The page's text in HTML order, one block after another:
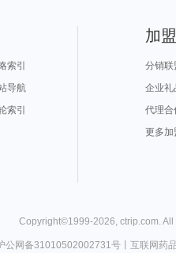
索引
导航
索引
加
分销联
企业礼
代理合
更多加
Copyright©1999-2026 ctrip.com .
公网备31010502002731号丨 互联网药